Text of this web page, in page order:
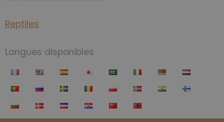
Reptiles
Langues disponibles